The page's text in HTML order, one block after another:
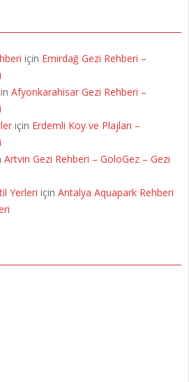
için Emirdağ Gezi Rehberi –
Afyonkarahisar Gezi Rehberi –
için Erdemli Koy ve Plajları –
Artvin Gezi Rehberi – GoloGez – Gezi
Yerleri için Antalya Aquapark Rehberi